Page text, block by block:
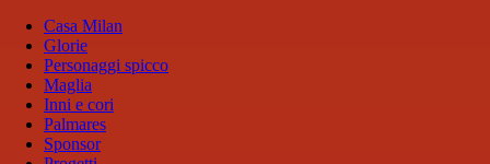
Casa Milan
Glorie
Personaggi spicco
Maglia
Inni e cori
Palmares
Sponsor